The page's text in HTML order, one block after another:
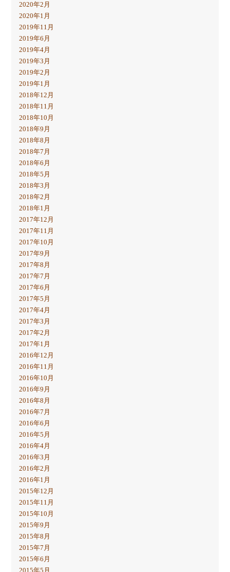
2020年2月
2020年1月
2019年11月
2019年6月
2019年4月
2019年3月
2019年2月
2019年1月
2018年12月
2018年11月
2018年10月
2018年9月
2018年8月
2018年7月
2018年6月
2018年5月
2018年3月
2018年2月
2018年1月
2017年12月
2017年11月
2017年10月
2017年9月
2017年8月
2017年7月
2017年6月
2017年5月
2017年4月
2017年3月
2017年2月
2017年1月
2016年12月
2016年11月
2016年10月
2016年9月
2016年8月
2016年7月
2016年6月
2016年5月
2016年4月
2016年3月
2016年2月
2016年1月
2015年12月
2015年11月
2015年10月
2015年9月
2015年8月
2015年7月
2015年6月
2015年5月